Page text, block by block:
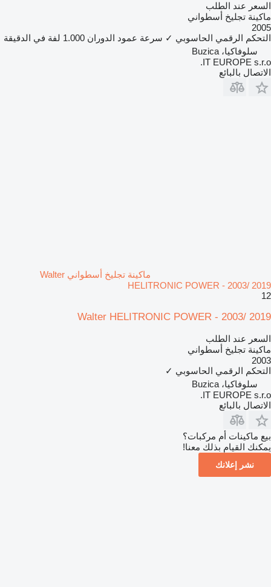
السعر عند الطلب
ماكينة تجليخ أسطواني
2005
التحكم الرقمي الحاسوبي ✓ سرعة عمود الدوران 1.000 لفة في الدقيقة
سلوفاكيا، Buzica
IT EUROPE s.r.o.
الاتصال بالبائع
ماكينة تجليخ أسطواني Walter
HELITRONIC POWER - 2003/ 2019
12
Walter HELITRONIC POWER - 2003/ 2019
السعر عند الطلب
ماكينة تجليخ أسطواني
2003
التحكم الرقمي الحاسوبي ✓
سلوفاكيا، Buzica
IT EUROPE s.r.o.
الاتصال بالبائع
بيع ماكينات أم مركبات؟
يمكنك القيام بذلك معنا!
نشر إعلانك